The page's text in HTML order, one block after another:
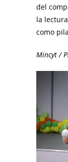
del
la
como
Mincyt /